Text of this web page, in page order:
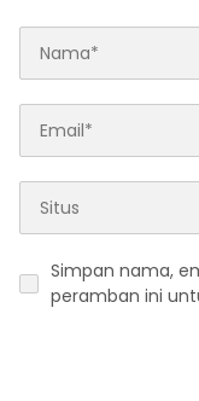
Simpan nama,
peramban ini